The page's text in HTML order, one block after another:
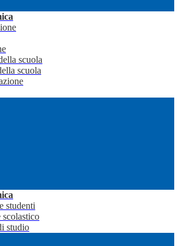
scuola
scuola
studenti
scolastico
studio